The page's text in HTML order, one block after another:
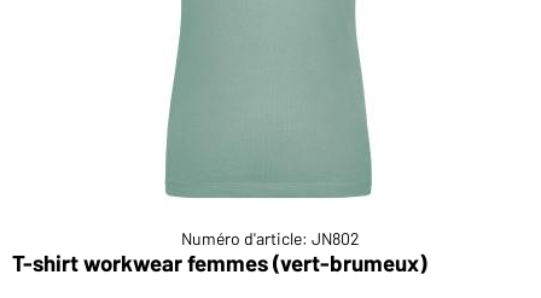
Numéro d'article: JN802
T-shirt workwear femmes (vert-brumeux)